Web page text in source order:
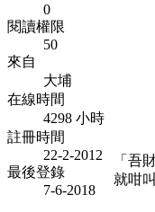
0
閱讀權限
50
來自
大埔
在線時間
4298 小時
註冊時間
22-2-2012
最後登錄
7-6-2018
「吾
就咁